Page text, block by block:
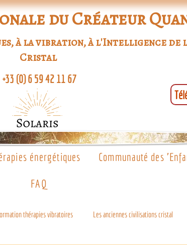
du Créateur
à la vibration, à l'Intelligence de
Cristal
+33 (0) 6 59 42 11 67
énergétiques Communauté des
FAQ
thérapies vibratoires Les anciennes civilisations cristal